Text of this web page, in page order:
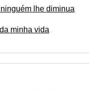
lhe diminua
minha vida